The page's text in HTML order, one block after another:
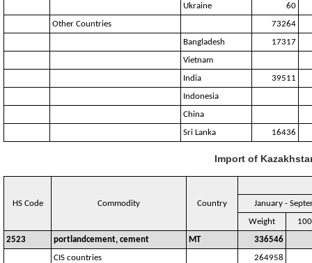
Ukraine
60
Other Countries
73264
Bangladesh
17317
Vietnam
India
39511
Indonesia
China
Sri Lanka
16436
Import of
HS Code Commodity Country
January -
Weight
2523
portlandcement, cement MT
336546
CIS countries
264958